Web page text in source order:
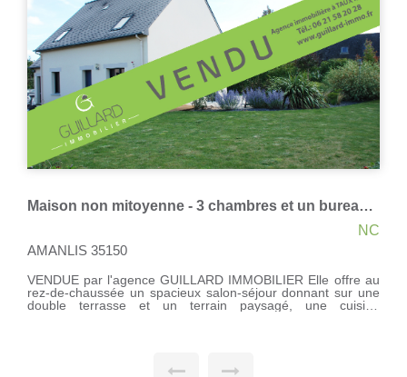
Longère rénovée non mitoyenne 174m² - Pire Sur Seiche côté Châteaugiron
NC
CHATEAUGIRON 35410
VENDUE par l'agence GUILLARD IMMOBILIER Maison
située à 3 minutes de Châteaugiron dans la campagne de
Piré sur Seiche côté Châteaugiron. Elle offre une grande
l'étage : trois chambres, une salle d'eau, wc. Les chambres